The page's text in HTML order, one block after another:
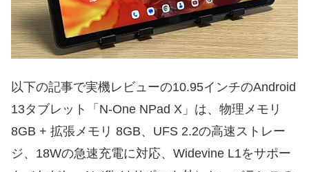
以下の記事で実機レビューの10.95インチのAndroid
13タブレット「N-One NPad X」は、物理メモリ
8GB + 拡張メモリ 8GB、UFS 2.2の高速ストレー
ジ、18Wの急速充電に対応、Widevine L1をサポー